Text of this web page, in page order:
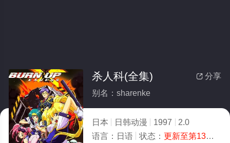
 分享
杀人科(全集)
别名：sharenke
日本 日韩动漫 1997
2.0
语言： 日语 状态： 更新至第13集